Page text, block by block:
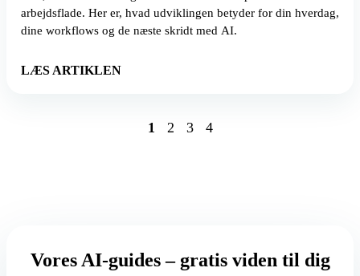
arbejdsflade. Her er, hvad udviklingen betyder for din hverdag,
dine workflows og de næste skridt med AI.
LÆS ARTIKLEN
1 2 3 4
Vores AI-guides – gratis viden til dig